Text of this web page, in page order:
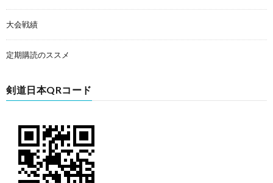
大会戦績
定期購読のススメ
剣道日本QRコード